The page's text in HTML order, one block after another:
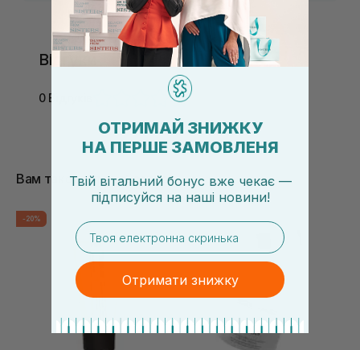
Відгуки
0 Відгуків
Вам також сподобається
-20%
ОТРИМАЙ ЗНИЖКУ
НА ПЕРШЕ ЗАМОВЛЕНЯ
Твій вітальний бонус вже чекає —
підписуйся на наші новини!
email
Отримати знижку